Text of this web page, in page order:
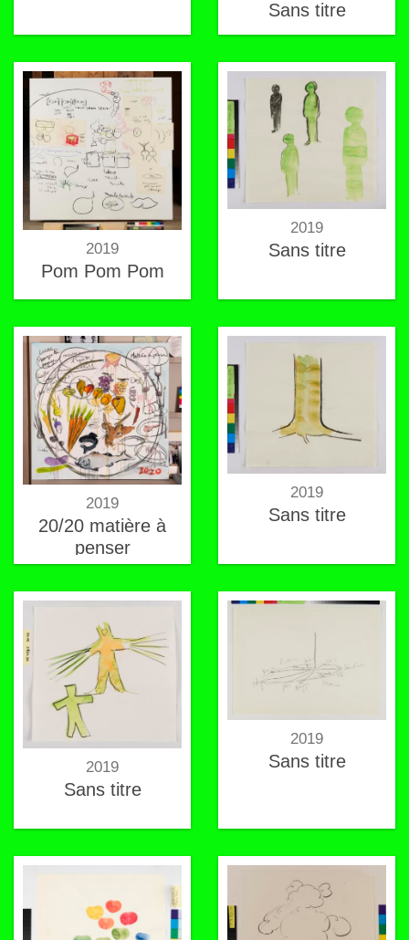
Sans titre
2019
Pom Pom Pom
2019
Sans titre
2019
20/20 matière à
penser
2019
Sans titre
2019
Sans titre
2019
Sans titre